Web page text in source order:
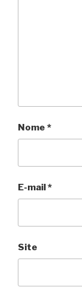
Nome *
E-mail*
Site